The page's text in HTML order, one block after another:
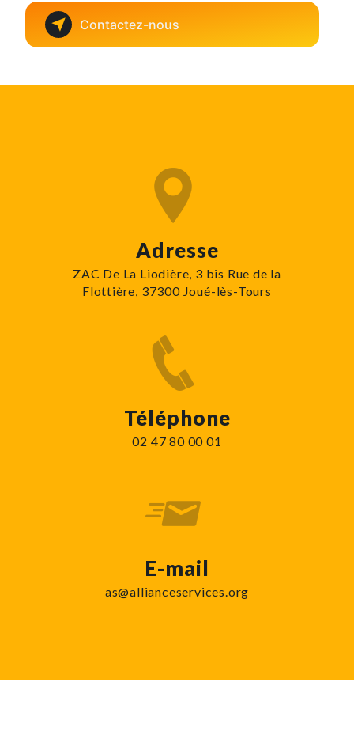
Contactez-nous
Adresse
ZAC De La Liodière, 3 bis Rue de la
Flottière, 37300 Joué-lès-Tours
Téléphone
02 47 80 00 01
E-mail
as@allianceservices.org